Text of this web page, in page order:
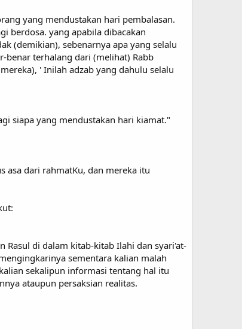
yang mendustakan hari pembalasan.
berdosa. yang apabila dibacakan
(demikian), sebenarnya apa yang selalu
benar terhalang dari (melihat) Rabb
' Inilah adzab yang dahulu selalu
siapa yang mendustakan hari kiamat."
asa dari rahmatKu, dan mereka itu
Rasul di dalam kitab-kitab Ilahi dan syari'at-
sementara kalian malah
sekalipun informasi tentang hal itu
ataupun persaksian realitas.